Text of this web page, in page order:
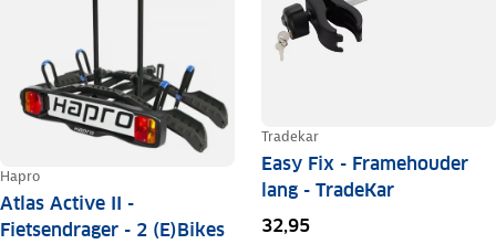
Hapro
Atlas Active II -
Fietsendrager - 2 (E)Bikes
Tradekar
Easy Fix - Framehouder
lang - TradeKar
32,95